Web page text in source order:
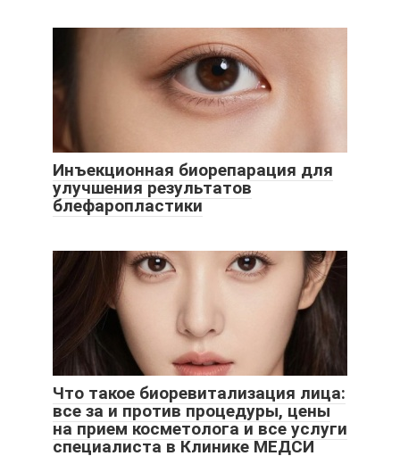
Инъекционная биорепарация для
улучшения результатов
блефаропластики
Что такое биоревитализация лица:
все за и против процедуры, цены
на прием косметолога и все услуги
специалиста в Клинике МЕДСИ